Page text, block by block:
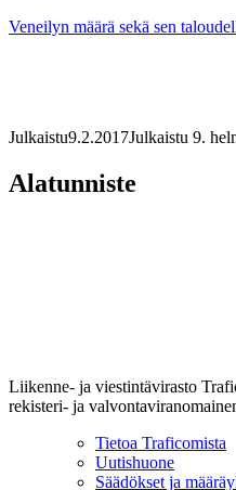
Veneilyn määrä sekä sen
Julkaistu9.2.2017Julkaistu 9.
Alatunniste
Liikenne- ja viestintävirasto
rekisteri- ja
Tietoa Traficomista
Uutishuone
Säädökset ja